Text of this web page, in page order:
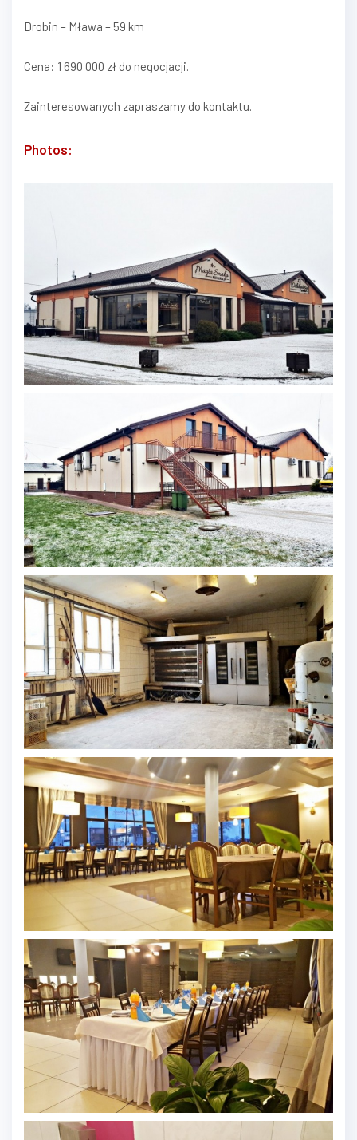
Drobin – Mława – 59 km
Cena: 1 690 000 zł do negocjacji.
Zainteresowanych zapraszamy do kontaktu.
Photos: